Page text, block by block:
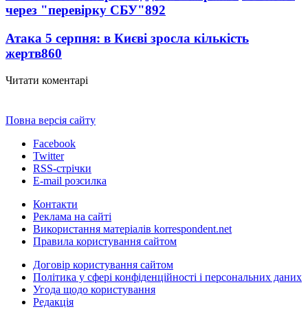
через "перевірку СБУ"892
Атака 5 серпня: в Києві зросла кількість
жертв860
Читати коментарі
Повна версія сайту
Facebook
Twitter
RSS-стрічки
E-mail розсилка
Контакти
Реклама на сайті
Використання матеріалів korrespondent.net
Правила користування сайтом
Договір користування сайтом
Політика у сфері конфіденційності і персональних даних
Угода щодо користування
Редакція